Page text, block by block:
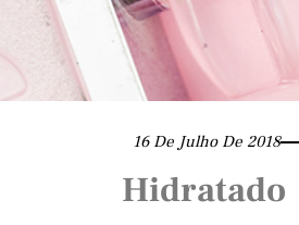
16 De Julho De 2018
Hidratado